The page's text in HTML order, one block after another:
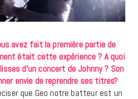
avez fait la première partie de
était cette expérience ? A quoi
d’un concert de Johnny ? Son
envie de reprendre ses titres?
que Geo notre batteur est un